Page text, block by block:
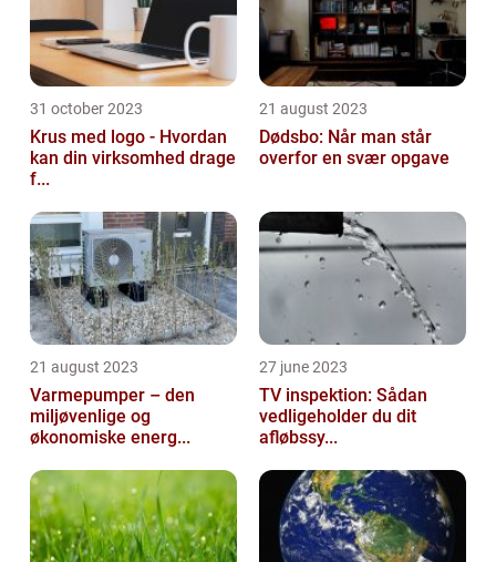
31 october 2023
Krus med logo - Hvordan
kan din virksomhed drage
f...
21 august 2023
Dødsbo: Når man står
overfor en svær opgave
21 august 2023
Varmepumper – den
miljøvenlige og
økonomiske energ...
27 june 2023
TV inspektion: Sådan
vedligeholder du dit
afløbssy...